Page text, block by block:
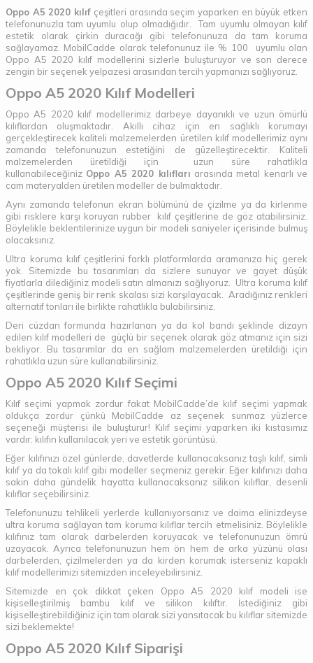
Oppo A5 2020 kılıf çeşitleri arasında seçim yaparken en büyük etken
telefonunuzla tam uyumlu olup olmadığıdır. Tam uyumlu olmayan kılıf
estetik olarak çirkin duracağı gibi telefonunuza da tam koruma
sağlayamaz. MobilCadde olarak telefonunuz ile % 100 uyumlu olan
Oppo A5 2020 kılıf modellerini sizlerle buluşturuyor ve son derece
zengin bir seçenek yelpazesi arasından tercih yapmanızı sağlıyoruz.
Oppo A5 2020 Kılıf Modelleri
Oppo A5 2020 kılıf modellerimiz darbeye dayanıklı ve uzun ömürlü
kılıflardan oluşmaktadır. Akıllı cihaz için en sağlıklı korumayı
gerçekleştirecek kaliteli malzemelerden üretilen kılıf modellerimiz aynı
zamanda telefonunuzun estetiğini de güzelleştirecektir. Kaliteli
malzemelerden üretildiği için uzun süre rahatlıkla
kullanabileceğiniz Oppo A5 2020 kılıfları arasında metal kenarlı ve
cam materyalden üretilen modeller de bulmaktadır.
Aynı zamanda telefonun ekran bölümünü de çizilme ya da kirlenme
gibi risklere karşı koruyan rubber kılıf çeşitlerine de göz atabilirsiniz.
Böylelikle beklentilerinize uygun bir modeli saniyeler içerisinde bulmuş
olacaksınız.
Ultra koruma kılıf çeşitlerini farklı platformlarda aramanıza hiç gerek
yok. Sitemizde bu tasarımları da sizlere sunuyor ve gayet düşük
fiyatlarla dilediğiniz modeli satın almanızı sağlıyoruz. Ultra koruma kılıf
çeşitlerinde geniş bir renk skalası sizi karşılayacak. Aradığınız renkleri
alternatif tonları ile birlikte rahatlıkla bulabilirsiniz.
Deri cüzdan formunda hazırlanan ya da kol bandı şeklinde dizayn
edilen kılıf modelleri de güçlü bir seçenek olarak göz atmanız için sizi
bekliyor. Bu tasarımlar da en sağlam malzemelerden üretildiği için
rahatlıkla uzun süre kullanabilirsiniz.
Oppo A5 2020 Kılıf Seçimi
Kılıf seçimi yapmak zordur fakat MobilCadde’de kılıf seçimi yapmak
oldukça zordur çünkü MobilCadde az seçenek sunmaz yüzlerce
seçeneği müşterisi ile buluşturur! Kılıf seçimi yaparken iki kıstasımız
vardır: kılıfın kullanılacak yeri ve estetik görüntüsü.
Eğer kılıfınızı özel günlerde, davetlerde kullanacaksanız taşlı kılıf, simli
kılıf ya da tokalı kılıf gibi modeller seçmeniz gerekir. Eğer kılıfınızı daha
sakin daha gündelik hayatta kullanacaksanız silikon kılıflar, desenli
kılıflar seçebilirsiniz.
Telefonunuzu tehlikeli yerlerde kullanıyorsanız ve daima elinizdeyse
ultra koruma sağlayan tam koruma kılıflar tercih etmelisiniz. Böylelikle
kılıfınız tam olarak darbelerden koruyacak ve telefonunuzun ömrü
uzayacak. Ayrıca telefonunuzun hem ön hem de arka yüzünü olası
darbelerden, çizilmelerden ya da kirden korumak isterseniz kapaklı
kılıf modellerimizi sitemizden inceleyebilirsiniz.
Sitemizde en çok dikkat çeken Oppo A5 2020 kılıf modeli ise
kişiselleştirilmiş bambu kılıf ve silikon kılıftır. İstediğiniz gibi
kişiselleştirebildiğiniz için tam olarak sizi yansıtacak bu kılıflar sitemizde
sizi beklemekte!
Oppo A5 2020 Kılıf Siparişi